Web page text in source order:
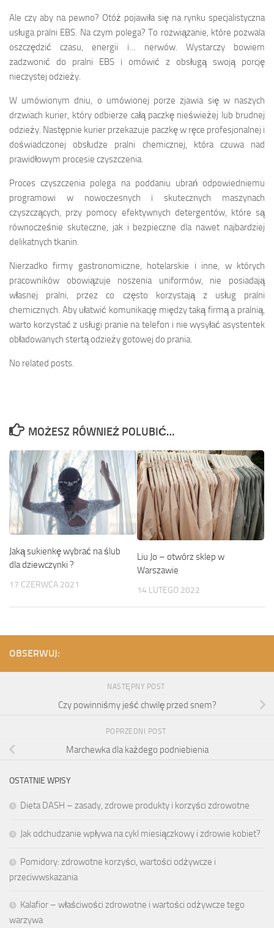
Ale czy aby na pewno? Otóż pojawiła się na rynku specjalistyczna
usługa pralni EBS. Na czym polega? To rozwiązanie, które pozwala
oszczędzić czasu, energii i… nerwów. Wystarczy bowiem
zadzwonić do pralni EBS i omówić z obsługą swoją porcję
nieczystej odzieży.
W umówionym dniu, o umówionej porze zjawia się w naszych
drzwiach kurier, który odbierze całą paczkę nieświeżej lub brudnej
odzieży. Następnie kurier przekazuje paczkę w ręce profesjonalnej i
doświadczonej obsłudze pralni chemicznej, która czuwa nad
prawidłowym procesie czyszczenia.
Proces czyszczenia polega na poddaniu ubrań odpowiedniemu
programowi w nowoczesnych i skutecznych maszynach
czyszczących, przy pomocy efektywnych detergentów, które są
równocześnie skuteczne, jak i bezpieczne dla nawet najbardziej
delikatnych tkanin.
Nierzadko firmy gastronomiczne, hotelarskie i inne, w których
pracowników obowiązuje noszenia uniformów, nie posiadają
własnej pralni, przez co często korzystają z usług pralni
chemicznych. Aby ułatwić komunikację między taką firmą a pralnią,
warto korzystać z usługi pranie na telefon i nie wysyłać asystentek
obładowanych stertą odzieży gotowej do prania.
No related posts.
MOŻESZ RÓWNIEŻ POLUBIĆ…
Jaką sukienkę wybrać na ślub
dla dziewczynki ?
17 CZERWCA 2021
Liu Jo – otwórz sklep w
Warszawie
14 LUTEGO 2022
OBSERWUJ:
NASTĘPNY POST
Czy powinniśmy jeść chwilę przed snem?
POPRZEDNI POST
Marchewka dla każdego podniebienia
OSTATNIE WPISY
Dieta DASH – zasady, zdrowe produkty i korzyści zdrowotne
Jak odchudzanie wpływa na cykl miesiączkowy i zdrowie kobiet?
Pomidory: zdrowotne korzyści, wartości odżywcze i
przeciwwskazania
Kalafior – właściwości zdrowotne i wartości odżywcze tego
warzywa